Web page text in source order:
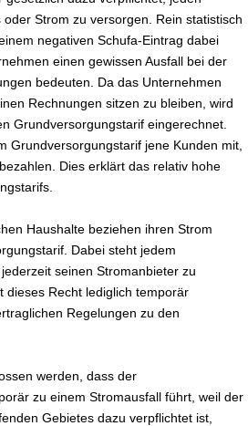
Strom zu versorgen. Rein statistisch
negativen Schufa-Eintrag dabei
einen gewissen Ausfall bei der
bedeuten. Da das Unternehmen
Rechnungen sitzen zu bleiben, wird
Grundversorgungstarif eingerechnet.
Grundversorgungstarif jene Kunden mit,
Dies erklärt das relativ hohe
Haushalte beziehen ihren Strom
Dabei steht jedem
seinen Stromanbieter zu
dieses Recht lediglich temporär
Regelungen zu den
werden, dass der
zu einem Stromausfall führt, weil der
Gebietes dazu verpflichtet ist,